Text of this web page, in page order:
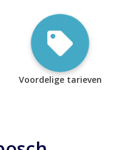
Voordelige tarieven